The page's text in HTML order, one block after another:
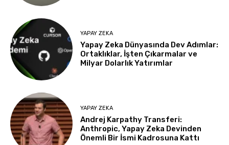
YAPAY ZEKA
Yapay Zeka Dünyasında Dev Adımlar:
Ortaklıklar, İşten Çıkarmalar ve
Milyar Dolarlık Yatırımlar
YAPAY ZEKA
Andrej Karpathy Transferi:
Anthropic, Yapay Zeka Devinden
Önemli Bir İsmi Kadrosuna Kattı